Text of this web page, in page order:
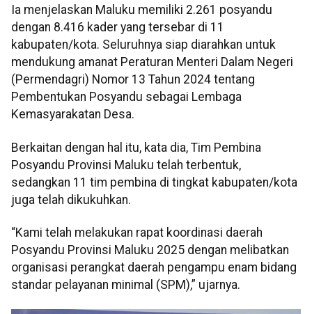
Ia menjelaskan Maluku memiliki 2.261 posyandu
dengan 8.416 kader yang tersebar di 11
kabupaten/kota. Seluruhnya siap diarahkan untuk
mendukung amanat Peraturan Menteri Dalam Negeri
(Permendagri) Nomor 13 Tahun 2024 tentang
Pembentukan Posyandu sebagai Lembaga
Kemasyarakatan Desa.
Berkaitan dengan hal itu, kata dia, Tim Pembina
Posyandu Provinsi Maluku telah terbentuk,
sedangkan 11 tim pembina di tingkat kabupaten/kota
juga telah dikukuhkan.
“Kami telah melakukan rapat koordinasi daerah
Posyandu Provinsi Maluku 2025 dengan melibatkan
organisasi perangkat daerah pengampu enam bidang
standar pelayanan minimal (SPM),” ujarnya.